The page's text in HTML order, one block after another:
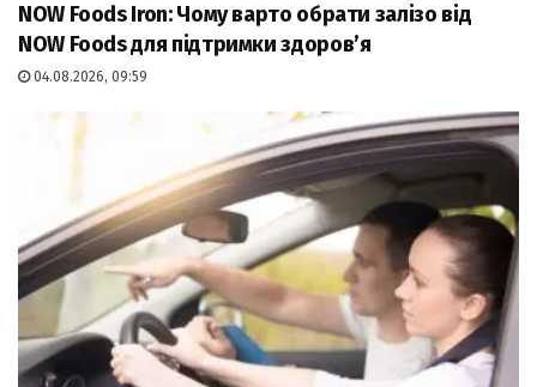
NOW Foods Iron: Чому варто обрати залізо від
NOW Foods для підтримки здоров’я
04.08.2026, 09:59